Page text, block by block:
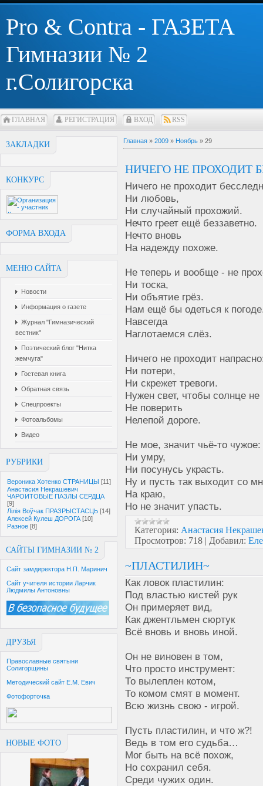
Pro & Contra - ГАЗЕТА
Гимназии № 2
г.Солигорска
ГЛАВНАЯ РЕГИСТРАЦИЯ ВХОД RSS
ЗАКЛАДКИ
КОНКУРС
ФОРМА ВХОДА
МЕНЮ САЙТА
Новости
Информация о газете
Журнал "Гимназический
вестник"
Поэтический блог "Нитка
жемчуга"
Гостевая книга
Обратная связь
Спецпроекты
Фотоальбомы
Видео
РУБРИКИ
Вероника Хотенко СТРАНИЦЫ [11]
Анастасия Некрашевич
ЧАРОИТОВЫЕ ПАЗЛЫ СЕРДЦА
[9]
Лілія Воўчак ПРАЗРЫСТАСЦЬ [14]
Алексей Кулеш ДОРОГА [10]
Разное [8]
САЙТЫ ГИМНАЗИИ № 2
Сайт замдиректора Н.П. Маринич
Сайт учителя истории Ларчик
Людмилы Антоновны
ДРУЗЬЯ
Православные святыни
Солигорщины
Методический сайт Е.М. Евич
Фотофорточка
НОВЫЕ ФОТО
Главная » 2009 » Ноябрь » 29
НИЧЕГО НЕ ПРОХОДИТ
Ничего не проходит
Ни любовь,
Ни случайный прохожий.
Нечто греет ещё беззаветно.
Нечто вновь
На надежду похоже.
Не теперь и вообще - не
Ни тоска,
Ни объятие грёз.
Нам ещё бы одеться к
Навсегда
Наглотаемся слёз.
Ничего не проходит
Ни потери,
Ни скрежет тревоги.
Нужен свет, чтобы солнце
Не поверить
Нелепой дороге.
Не мое, значит чьё-то чужое:
Ни умру,
Ни посунусь украсть.
Ну и пусть так выходит со
На краю,
Но не значит упасть.
Категория: Анастасия
Просмотров: 718 | Добавил:
~ПЛАСТИЛИН~
Как ловок пластилин:
Под властью кистей рук
Он примеряет вид,
Как джентльмен сюртук
Всё вновь и вновь иной.
Он не виновен в том,
Что просто инструмент:
То вылеплен котом,
То комом смят в момент.
Всю жизнь свою - игрой.
Пусть пластилин, и что ж?!
Ведь в том его судьба…
Мог быть на всё похож,
Но сохранил себя.
Среди чужих один.